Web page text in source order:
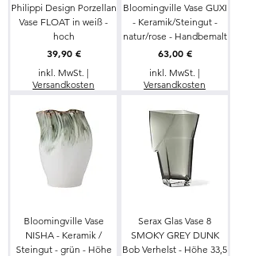
Philippi Design Porzellan
Vase FLOAT in weiß -
hoch
Preis
39,90 €
inkl. MwSt. |
Versandkosten
Bloomingville Vase GUXI
- Keramik/Steingut -
natur/rose - Handbemalt
Preis
63,00 €
inkl. MwSt. |
Versandkosten
Bloomingville Vase
NISHA - Keramik /
Steingut - grün - Höhe
Serax Glas Vase 8
SMOKY GREY DUNK
Bob Verhelst - Höhe 33,5